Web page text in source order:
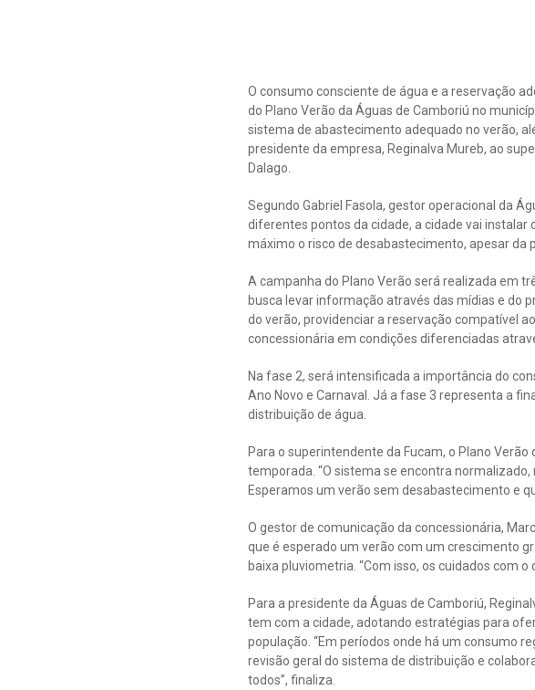
O consumo consciente de água e a reservação
do Plano Verão da Águas de Camboriú no
sistema de abastecimento adequado no verão,
presidente da empresa, Reginalva Mureb, ao
Dalago.
Segundo Gabriel Fasola, gestor operacional da
diferentes pontos da cidade, a cidade vai
máximo o risco de desabastecimento, apesar da
A campanha do Plano Verão será realizada em
busca levar informação através das mídias e do
do verão, providenciar a reservação compatível
concessionária em condições diferenciadas
Na fase 2, será intensificada a importância do
Ano Novo e Carnaval. Já a fase 3 representa a
distribuição de água.
Para o superintendente da Fucam, o Plano
temporada. “O sistema se encontra
Esperamos um verão sem desabastecimento e
O gestor de comunicação da concessionária,
que é esperado um verão com um crescimento
baixa pluviometria. “Com isso, os cuidados com
Para a presidente da Águas de Camboriú,
tem com a cidade, adotando estratégias para
população. “Em períodos onde há um consumo
revisão geral do sistema de distribuição e
todos”, finaliza.